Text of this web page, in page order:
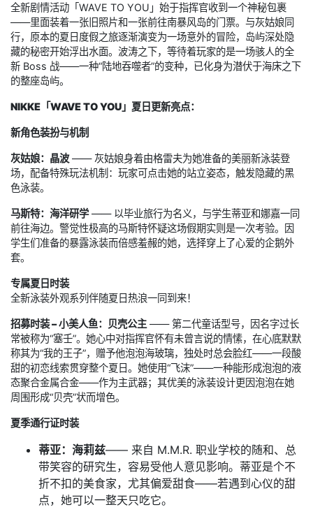
全新剧情活动「WAVE TO YOU」始于指挥官收到一个神秘包裹
——里面装着一张旧照片和一张前往南暴风岛的门票。与灰姑娘同
行，原本的夏日度假之旅逐渐演变为一场意外的冒险，岛屿深处隐
藏的秘密开始浮出水面。波涛之下，等待着玩家的是一场骇人的全
新 Boss 战——一种“陆地吞噬者”的变种，已化身为潜伏于海床之下
的整座岛屿。
NIKKE「WAVE TO YOU」夏日更新亮点：
新角色装扮与机制
灰姑娘：晶波—— 灰姑娘身着由格雷夫为她准备的美丽新泳装登
场，配备特殊玩法机制：玩家可点击她的站立姿态，触发隐藏的黑
色泳装。
马斯特：海洋研学—— 以毕业旅行为名义，与学生蒂亚和娜嘉一同
前往海边。警觉性极高的马斯特怀疑这场假期实则是一次考验。因
学生们准备的暴露泳装而倍感羞赧的她，选择穿上了心爱的企鹅外
套。
专属夏日时装
全新泳装外观系列伴随夏日热浪一同到来！
招募时装 – 小美人鱼：贝壳公主 —— 第二代童话型号，因名字过长
常被称为“塞壬”。她心中对指挥官怀有未曾言说的情愫，在心底默默
称其为“我的王子”，赠予他泡泡海玻璃，独处时总会脸红——一段酸
甜的初恋线索贯穿整个夏日。她使用“飞沫”——一种能形成泡泡的液
态聚合金属合金——作为主武器；其优美的泳装设计更因泡泡在她
周围形成“贝壳”状而增色。
夏季通行证时装
蒂亚：海莉兹—— 来自 M.M.R. 职业学校的随和、总
带笑容的研究生，容易受他人意见影响。蒂亚是个不
折不扣的美食家，尤其偏爱甜食——若遇到心仪的甜
点，她可以一整天只吃它。